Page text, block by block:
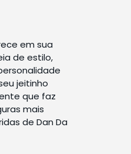
em sua
de estilo,
jeitinho
que faz
mais
de Dan Da